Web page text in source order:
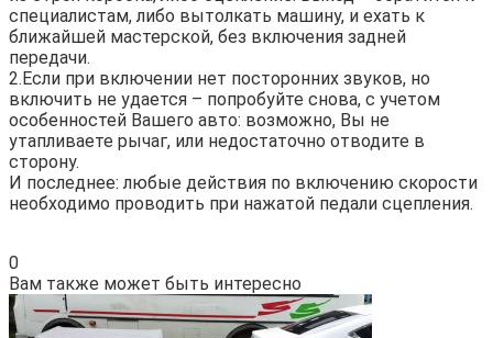
специалистам, либо вытолкать машину, и ехать к
ближайшей мастерской, без включения задней
передачи.
2.Если при включении нет посторонних звуков, но
включить не удается – попробуйте снова, с учетом
особенностей Вашего авто: возможно, Вы не
утапливаете рычаг, или недостаточно отводите в
сторону.
И последнее: любые действия по включению скорости
необходимо проводить при нажатой педали сцепления.
0
Вам также может быть интересно